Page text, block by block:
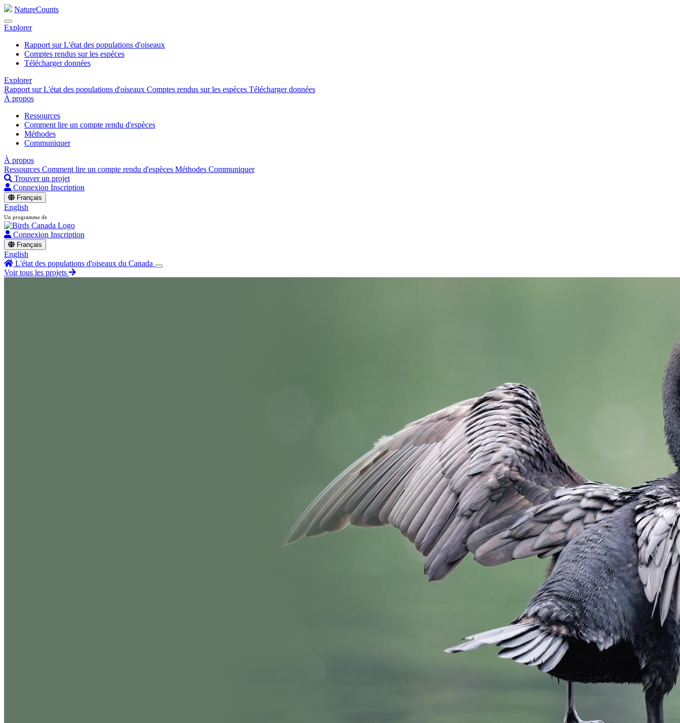
NatureCounts
Explorer
Rapport sur L'état des populations d'oiseaux
Comptes rendus sur les espèces
Télécharger données
Explorer
Rapport sur L'état des populations d'oiseaux Comptes rendus sur les espèces Télécharger données
À propos
Ressources
Comment lire un compte rendu d'espèces
Méthodes
Communiquer
À propos
Ressources Comment lire un compte rendu d'espèces Méthodes Communiquer
Trouver un projet
Connexion Inscription
Français
English
Un programme de
Connexion Inscription
Français
English
L'état des populations d'oiseaux du Canada
Voir tous les projets